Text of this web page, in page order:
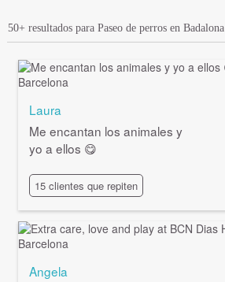
50+ resultados para Paseo de perros en Badalona
Laura
Me encantan los animales y
yo a ellos 😋
15 clientes que repiten
Angela